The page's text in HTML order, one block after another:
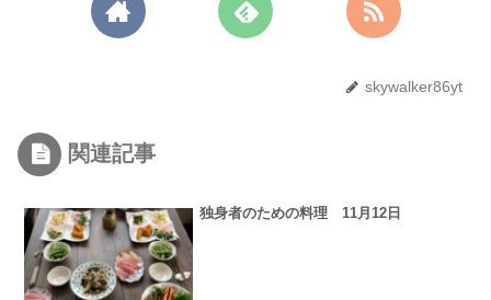
skywalker86yt
関連記事
独身者のための料理 11月12日